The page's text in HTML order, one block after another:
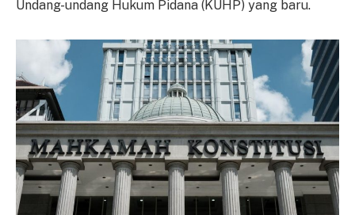
Undang-undang Hukum Pidana (KUHP) yang baru.